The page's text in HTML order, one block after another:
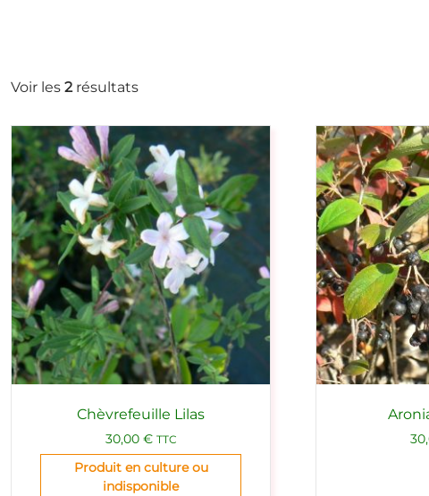
Voir les 2résultats
Chèvrefeuille Lilas
30,00 € TTC
Produit en culture ou
indisponible